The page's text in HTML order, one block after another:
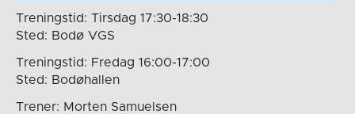
Treningstid: Tirsdag 17:30-18:30
Sted: Bodø VGS
Treningstid: Fredag 16:00-17:00
Sted: Bodøhallen
Trener: Morten Samuelsen